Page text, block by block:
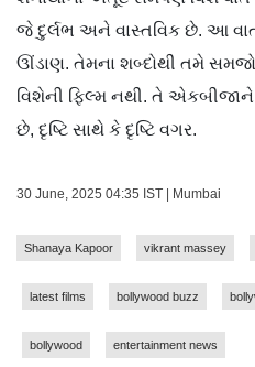
જે દુર્લભ અને વાસ્તવિક છે. આ
ઊંડાણ. તેમના શબ્દોથી તમે
વિશેની ફિલ્મ નથી. તે
છે, દૃષ્ટિ સાથે કે દૃષ્ટિ વગર.
30 June, 2025 04:35 IST | Mumbai
Shanaya Kapoor vikrant massey
latest films bollywood buzz
bollywood entertainment news